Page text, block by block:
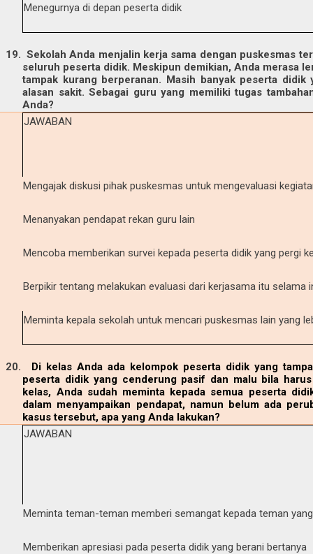
Menegurnya di depan peserta didik
19. Sekolah Anda menjalin kerja sama dengan puskesmas
seluruh peserta didik. Meskipun demikian, Anda merasa
tampak kurang berperanan. Masih banyak peserta
alasan sakit. Sebagai guru yang memiliki tugas
Anda?
JAWABAN
Mengajak diskusi pihak puskesmas untuk mengevaluasi
Menanyakan pendapat rekan guru lain
Mencoba memberikan survei kepada peserta didik yang pergi
Berpikir tentang melakukan evaluasi dari kerjasama itu selama
Meminta kepala sekolah untuk mencari puskesmas lain yang
20.
Di kelas Anda ada kelompok peserta didik yang
peserta didik yang cenderung pasif dan malu bila
kelas, Anda sudah meminta kepada semua peserta
dalam menyampaikan pendapat, namun belum ada
kasus tersebut, apa yang Anda lakukan?
JAWABAN
Meminta teman-teman memberi semangat kepada teman
Memberikan apresiasi pada peserta didik yang berani bertanya